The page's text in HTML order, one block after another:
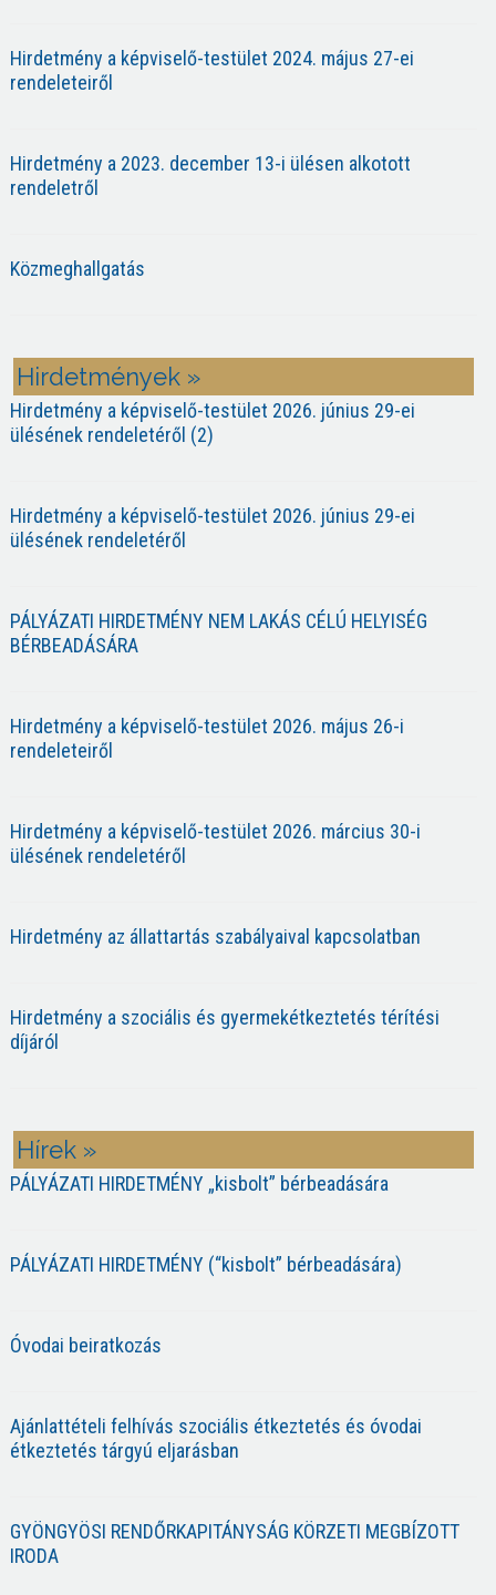
Hirdetmény a képviselő-testület 2024. május 27-ei
rendeleteiről
Hirdetmény a 2023. december 13-i ülésen alkotott
rendeletről
Közmeghallgatás
Hirdetmények »
Hirdetmény a képviselő-testület 2026. június 29-ei
ülésének rendeletéről (2)
Hirdetmény a képviselő-testület 2026. június 29-ei
ülésének rendeletéről
PÁLYÁZATI HIRDETMÉNY NEM LAKÁS CÉLÚ HELYISÉG
BÉRBEADÁSÁRA
Hirdetmény a képviselő-testület 2026. május 26-i
rendeleteiről
Hirdetmény a képviselő-testület 2026. március 30-i
ülésének rendeletéről
Hirdetmény az állattartás szabályaival kapcsolatban
Hirdetmény a szociális és gyermekétkeztetés térítési
díjáról
Hírek »
PÁLYÁZATI HIRDETMÉNY „kisbolt” bérbeadására
PÁLYÁZATI HIRDETMÉNY (“kisbolt” bérbeadására)
Óvodai beiratkozás
Ajánlattételi felhívás szociális étkeztetés és óvodai
étkeztetés tárgyú eljarásban
GYÖNGYÖSI RENDŐRKAPITÁNYSÁG KÖRZETI MEGBÍZOTT
IRODA